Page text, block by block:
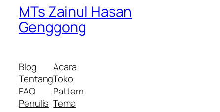
MTs Zainul Hasan
Genggong
Blog
Tentang
FAQ
Penulis
Acara
Toko
Pattern
Tema